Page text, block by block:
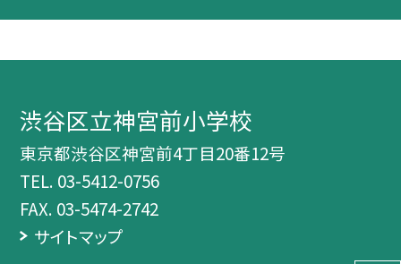
渋谷区立神宮前小学校
東京都渋谷区神宮前4丁目20番12号
TEL. 03-5412-0756
FAX. 03-5474-2742
サイトマップ